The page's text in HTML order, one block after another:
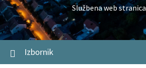
Službena web stranica
Izbornik